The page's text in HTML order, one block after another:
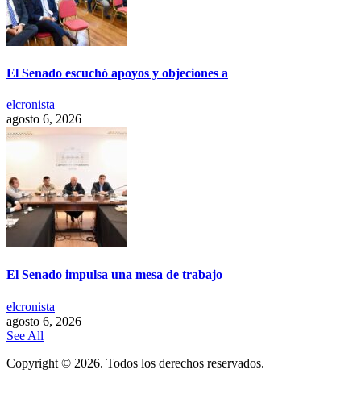
El Senado escuchó apoyos y objeciones a
elcronista
agosto 6, 2026
El Senado impulsa una mesa de trabajo
elcronista
agosto 6, 2026
See All
Copyright © 2026. Todos los derechos reservados.